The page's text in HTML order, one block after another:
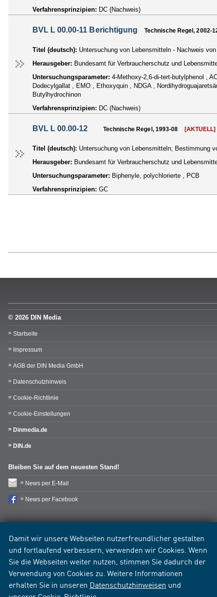
Damit wir unsere Webseiten nutzerfreundlicher gestalten
und fortlaufend verbessern, verwenden wir Cookies. Wenn
Sie die Webseiten weiter nutzen, stimmen Sie dadurch der
Verwendung von Cookies zu. Weitere Informationen
erhalten Sie in unseren Datenschutzhinweisen und
Verfahrensprinzipien: DC (Nachweis)
BVL L 00.00-11 Berichtigung Technische Regel, 2002-
Titel (deutsch): Untersuchung von Lebensmitteln - Nachweis
Herausgeber: Bundesamt für Verbraucherschutz und
Untersuchungsparameter: 4-Methoxy-2,6-di-tert-butylphenol ,
Dodecylgallat , EMO , Ethoxyquin , NDGA ,
Butylhydrochinon
Verfahrensprinzipien: DC (Nachweis)
BVL L 00.00-12 Technische Regel, 1993-08 [AKTUELL]
Titel (deutsch): Untersuchung von Lebensmitteln; Bestimmung
Herausgeber: Bundesamt für Verbraucherschutz und
Untersuchungsparameter: Biphenyle, polychlorierte , PCB
Verfahrensprinzipien: GC
© 2026 DIN Media
Startseite
Impressum
AGB der DIN Media GmbH
Datenschutzhinweis
Cookie-Richtlinie
Cookie-Einstellungen
Dinmedia.de
DIN.de
Bleiben Sie auf dem neuesten Stand!
News per E-Mail
News per Facebook